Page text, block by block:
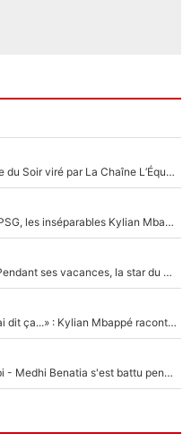
Un chroniqueur de L’Équipe du Soir viré par La Chaîne L’Équipe : Même Olivier Ménard n’avait pas pu empêcher son départ, «je l’ai appris sur Twitter, je l’ai vécu assez mal»
Loin du Real Madrid et du PSG, les inséparables Kylian Mbappé et Achraf Hakimi changent d'équipe le temps d'une journée !
Antoine Dupont en deuil : Pendant ses vacances, la star du XV de France a perdu sa grand-mère
«Je ne sais pas pourquoi j’ai dit ça...» : Kylian Mbappé raconte sa première rencontre avec Zinédine Zidane (et c’est très drôle)
Départ de Roberto De Zerbi - Medhi Benatia s'est battu pendant six mois pour le retenir à l'OM, le PSG a été le naufrage de trop : «Je pars avec toi»